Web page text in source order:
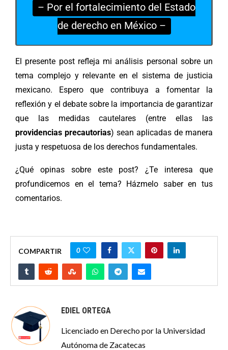
– Por el fortalecimiento del Estado
de derecho en México –
El presente post refleja mi análisis personal sobre un
tema complejo y relevante en el sistema de justicia
mexicano. Espero que contribuya a fomentar la
reflexión y el debate sobre la importancia de garantizar
que las medidas cautelares (entre ellas las
providencias precautorias) sean aplicadas de manera
justa y respetuosa de los derechos fundamentales.
¿Qué opinas sobre este post? ¿Te interesa que
profundicemos en el tema? Házmelo saber en tus
comentarios.
COMPARTIR 0
EDIEL ORTEGA
Licenciado en Derecho por la Universidad
Autónoma de Zacatecas